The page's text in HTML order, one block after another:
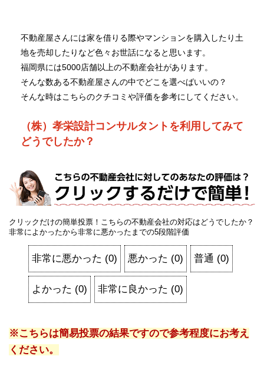
不動産屋さんには家を借りる際やマンションを購入したり土
地を売却したりなど色々お世話になると思います。
福岡県には5000店舗以上の不動産会社があります。
そんな数ある不動産屋さんの中でどこを選べばいいの？
そんな時はこちらのクチコミや評価を参考にしてください。
（株）孝栄設計コンサルタントを利用してみて
どうでしたか？
クリックだけの簡単投票！こちらの不動産会社の対応はどうでしたか？
非常によかったから非常に悪かったまでの5段階評価
非常に悪かった (0) 悪かった (0) 普通 (0)
よかった (0) 非常に良かった (0)
※こちらは簡易投票の結果ですので参考程度にお考え
ください。